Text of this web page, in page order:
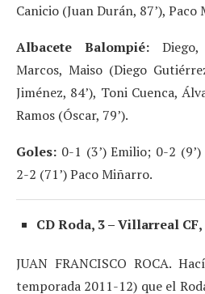
Canicio (Juan Durán, 87’), Paco
Albacete Balompié:Diego,
Marcos, Maiso (Diego
Jiménez, 84’), Toni Cuenca,
Ramos (Óscar, 79’).
Goles: 0-1 (3’) Emilio; 0-2
2-2 (71’) Paco Miñarro.
CD Roda, 3 – Villarreal CF,
JUAN FRANCISCO ROCA.
temporada 2011-12) que el